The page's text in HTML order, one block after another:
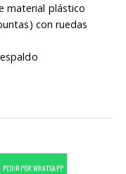
material plástico
con ruedas
PEDIR POR WHATSAPP